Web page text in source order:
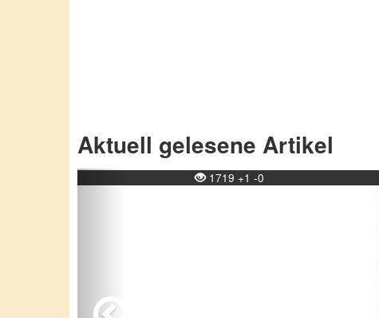
Aktuell gelesene Artikel
1719 +1 -0